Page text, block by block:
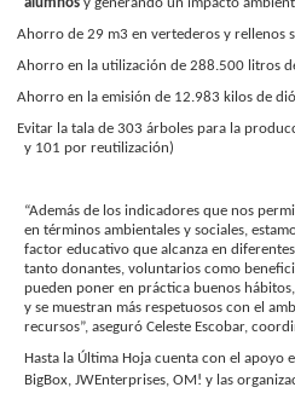
Ahorro de 29 m3 en vertederos y rellenos
Ahorro en la utilización de 288.500 litros
Ahorro en la emisión de 12.983 kilos de
Evitar la tala de 303 árboles para la
y 101 por reutilización)
“Además de los indicadores que nos
en términos ambientales y sociales,
factor educativo que alcanza en
tanto donantes, voluntarios como
pueden poner en práctica buenos
y se muestran más respetuosos con el
recursos”, aseguró Celeste Escobar,
Hasta la Última Hoja cuenta con el apoyo
BigBox, JWEnterprises, OM! y las